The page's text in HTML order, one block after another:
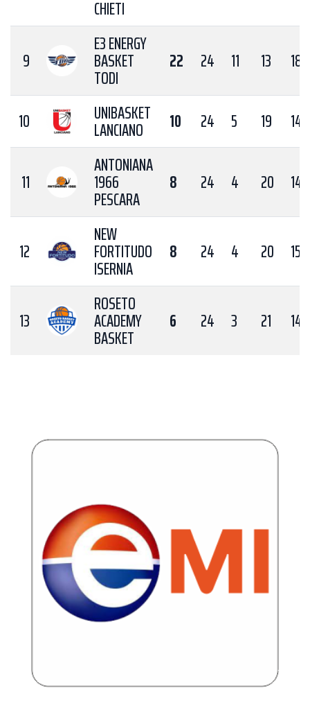
CHIETI
9
E3 ENERGY
BASKET
TODI
22 24 11 13
10 UNIBASKET
LANCIANO 10 24 5 19
11
ANTONIANA
1966
PESCARA
8 24 4 20
12
NEW
FORTITUDO
ISERNIA
8 24 4 20
13
ROSETO
ACADEMY
BASKET
6 24 3 21